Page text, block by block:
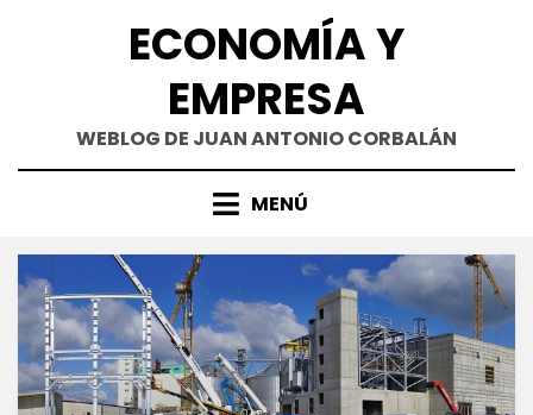
ECONOMÍA Y
EMPRESA
WEBLOG DE JUAN ANTONIO CORBALÁN
MENÚ